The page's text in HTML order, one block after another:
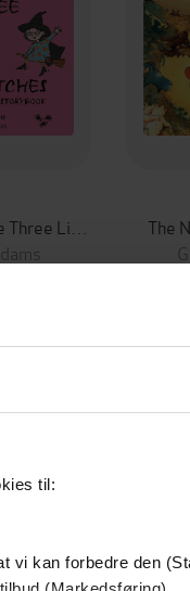
til:
vi kan forbedre den
The